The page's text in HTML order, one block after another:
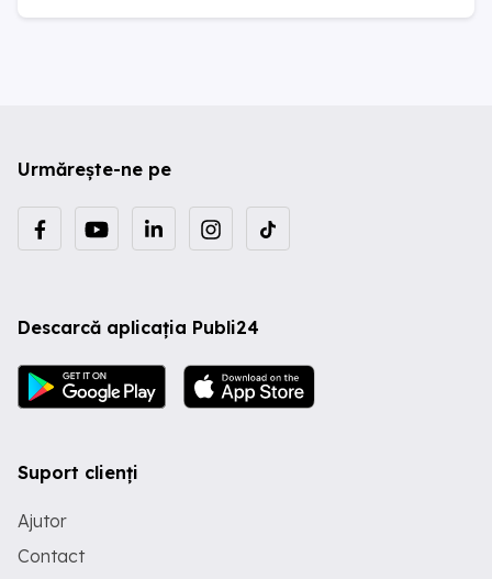
Urmărește-ne pe
Descarcă aplicația Publi24
Suport clienți
Ajutor
Contact